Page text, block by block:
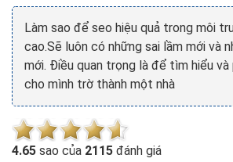
Làm sao để seo hiệu quả trong môi
cao.Sẽ luôn có những sai lầm mới và
mới. Điều quan trọng là để tìm hiểu
cho mình trờ thành một nhà
4.65 sao của 2115 đánh giá